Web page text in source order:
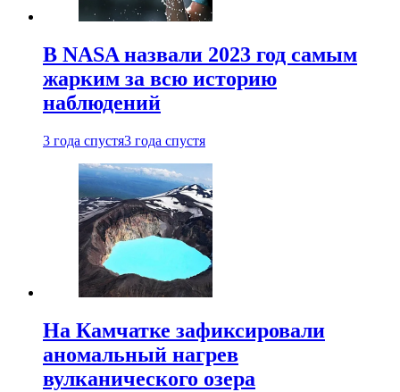
В NASA назвали 2023 год самым
жарким за всю историю
наблюдений
3 года спустя3 года спустя
На Камчатке зафиксировали
аномальный нагрев
вулканического озера